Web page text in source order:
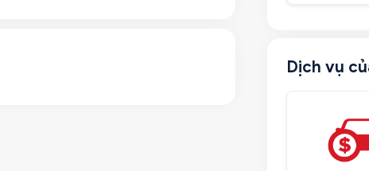
Dịch vụ